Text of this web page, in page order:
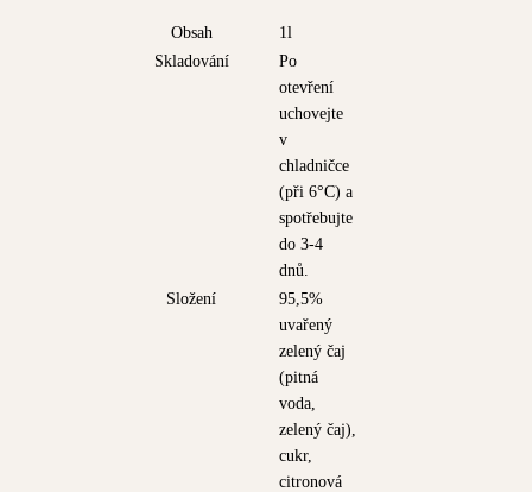
Obsah
1l
Skladování
Po
otevření
uchovejte
v
chladničce
(při 6°C) a
spotřebujte
do 3-4
dnů.
Složení
95,5%
uvařený
zelený čaj
(pitná
voda,
zelený čaj),
cukr,
citronová